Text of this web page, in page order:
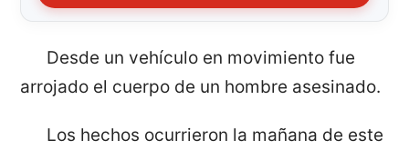
Desde un vehículo en movimiento fue
arrojado el cuerpo de un hombre asesinado.
Los hechos ocurrieron la mañana de este